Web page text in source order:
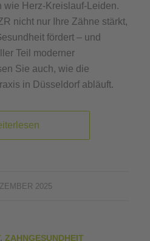
Herz-Kreislauf-Leiden.
nicht nur Ihre Zähne stärkt,
fördert – und
Teil moderner
Sie auch, wie die
in Düsseldorf abläuft.
2025
,ZAHNGESUNDHEIT